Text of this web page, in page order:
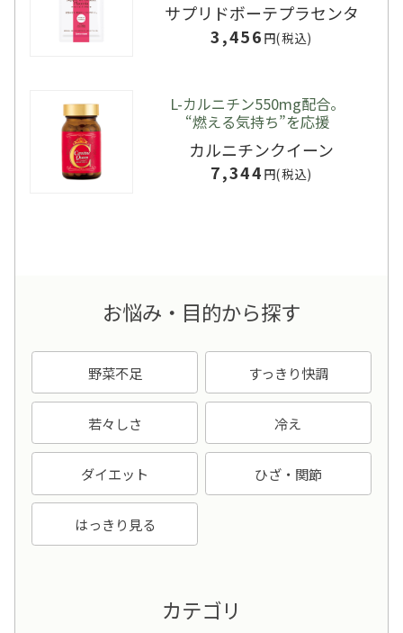
サプリドボーテプラセンタ
3,456 円(税込)
L-カルニチン550mg配合。
“燃える気持ち”を応援
カルニチンクイーン
7,344 円(税込)
お悩み・目的から探す
野菜不足 すっきり快調
若々しさ 冷え
ダイエット ひざ・関節
はっきり見る
カテゴリ